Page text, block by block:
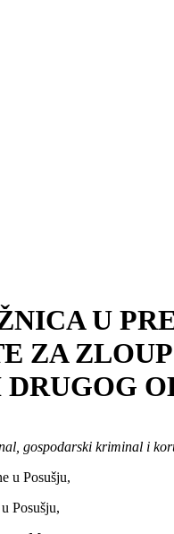
U
ZA
gospodarski kriminal i
u Posušju,
Posušju,